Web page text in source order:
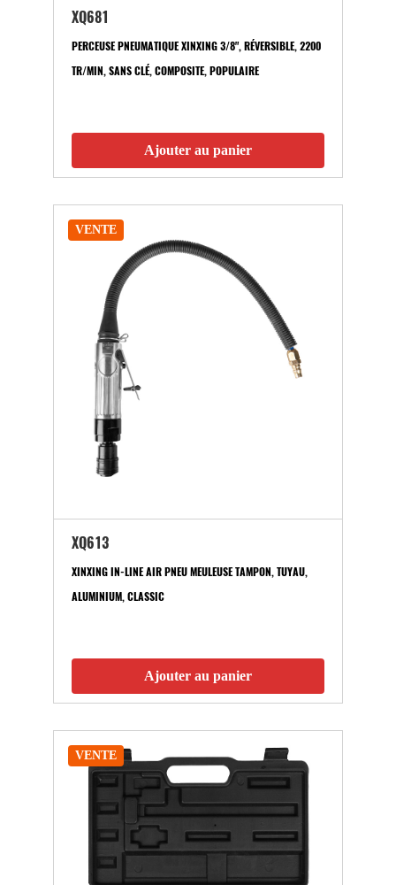
XQ681
PERCEUSE PNEUMATIQUE XINXING 3/8", RÉVERSIBLE, 2200
TR/MIN, SANS CLÉ, COMPOSITE, POPULAIRE
Ajouter au panier
VENTE
XQ613
XINXING IN-LINE AIR PNEU MEULEUSE TAMPON, TUYAU,
ALUMINIUM, CLASSIC
Ajouter au panier
VENTE